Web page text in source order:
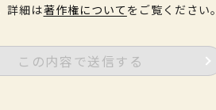
詳細は著作権について をご覧ください。
この内容で送信する